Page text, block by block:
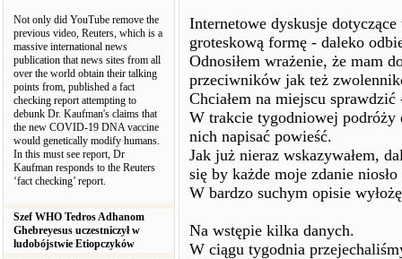
Not only did YouTube remove the
previous video, Reuters, which is a
massive international news
publication that news sites from all
over the world obtain their talking
points from, published a fact
checking report attempting to
debunk Dr. Kaufman's claims that
the new COVID-19 DNA vaccine
would genetically modify humans.
In this must see report, Dr
Kaufman responds to the Reuters
‘fact checking’ report.
Szef WHO Tedros Adhanom
Ghebreyesus uczestniczył w
ludobójstwie Etiopczyków
Internetowe dyskusje
groteskową formę - daleko
Odnosiłem wrażenie, że mam
przeciwników jak też
Chciałem na miejscu
W trakcie tygodniowej podróży
nich napisać powieść.
Jak już nieraz wskazywałem,
się by każde moje zdanie
W bardzo suchym opisie
Na wstępie kilka danych.
W ciągu tygodnia